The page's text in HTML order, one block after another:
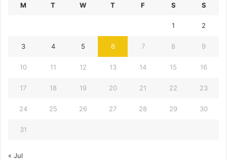
M T W T F S S
1 2
3 4 5 6 7 8 9
10 11 12 13 14 15 16
17 18 19 20 21 22 23
24 25 26 27 28 29 30
31
« Jul